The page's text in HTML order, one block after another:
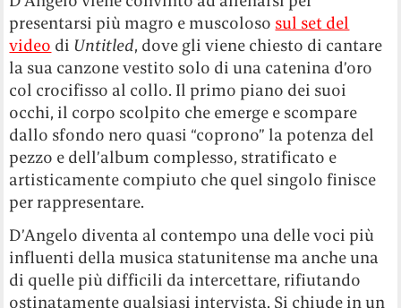
presentarsi più magro e muscoloso sul set del
video di Untitled, dove gli viene chiesto di cantare
la sua canzone vestito solo di una catenina d’oro
col crocifisso al collo. Il primo piano dei suoi
occhi, il corpo scolpito che emerge e scompare
dallo sfondo nero quasi “coprono” la potenza del
pezzo e dell’album complesso, stratificato e
artisticamente compiuto che quel singolo finisce
per rappresentare.
D’Angelo diventa al contempo una delle voci più
influenti della musica statunitense ma anche una
di quelle più difficili da intercettare, rifiutando
ostinatamente qualsiasi intervista. Si chiude in un